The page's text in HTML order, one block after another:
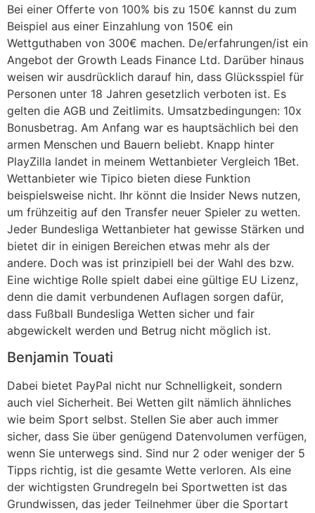
Bei einer Offerte von 100% bis zu 150€ kannst du zum
Beispiel aus einer Einzahlung von 150€ ein
Wettguthaben von 300€ machen. De/erfahrungen/ist ein
Angebot der Growth Leads Finance Ltd. Darüber hinaus
weisen wir ausdrücklich darauf hin, dass Glücksspiel für
Personen unter 18 Jahren gesetzlich verboten ist. Es
gelten die AGB und Zeitlimits. Umsatzbedingungen: 10x
Bonusbetrag. Am Anfang war es hauptsächlich bei den
armen Menschen und Bauern beliebt. Knapp hinter
PlayZilla landet in meinem Wettanbieter Vergleich 1Bet.
Wettanbieter wie Tipico bieten diese Funktion
beispielsweise nicht. Ihr könnt die Insider News nutzen,
um frühzeitig auf den Transfer neuer Spieler zu wetten.
Jeder Bundesliga Wettanbieter hat gewisse Stärken und
bietet dir in einigen Bereichen etwas mehr als der
andere. Doch was ist prinzipiell bei der Wahl des bzw.
Eine wichtige Rolle spielt dabei eine gültige EU Lizenz,
denn die damit verbundenen Auflagen sorgen dafür,
dass Fußball Bundesliga Wetten sicher und fair
abgewickelt werden und Betrug nicht möglich ist.
Benjamin Touati
Dabei bietet PayPal nicht nur Schnelligkeit, sondern
auch viel Sicherheit. Bei Wetten gilt nämlich ähnliches
wie beim Sport selbst. Stellen Sie aber auch immer
sicher, dass Sie über genügend Datenvolumen verfügen,
wenn Sie unterwegs sind. Sind nur 2 oder weniger der 5
Tipps richtig, ist die gesamte Wette verloren. Als eine
der wichtigsten Grundregeln bei Sportwetten ist das
Grundwissen, das jeder Teilnehmer über die Sportart